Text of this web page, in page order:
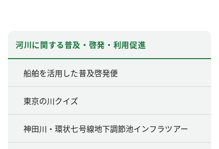
河川に関する普及・啓発・利用促進
船舶を活用した普及啓発便
東京の川クイズ
神田川・環状七号線地下調節池インフラツアー